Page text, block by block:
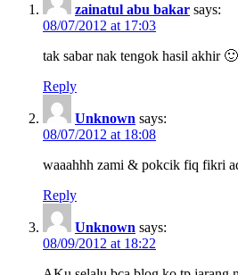
zainatul abu bakar says:
08/07/2012 at 17:03
tak sabar nak tengok hasil akhir 🙂
Reply
Unknown says:
08/07/2012 at 18:08
waaahhh zami & pokcik fiq fikri
Reply
Unknown says:
08/09/2012 at 18:22